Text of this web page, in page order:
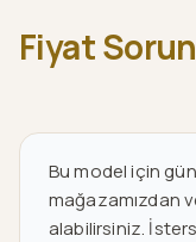
Fiyat
Bu model için
mağazamızdan
alabilirsiniz.